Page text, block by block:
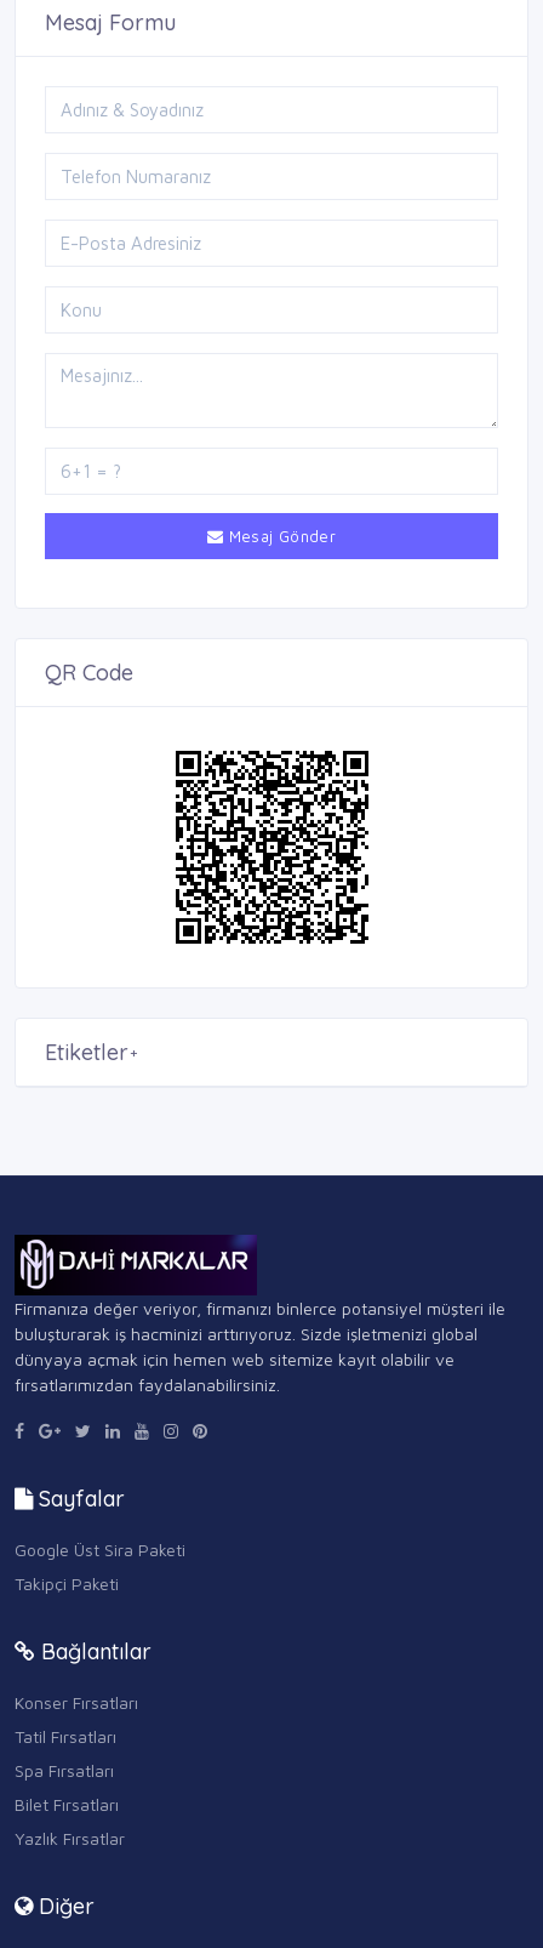
Mesaj Formu
Mesaj Gönder
QR Code
Etiketler+
Firmanıza değer veriyor, firmanızı binlerce potansiyel müşteri ile
buluşturarak iş hacminizi arttırıyoruz. Sizde işletmenizi global
dünyaya açmak için hemen web sitemize kayıt olabilir ve
fırsatlarımızdan faydalanabilirsiniz.
Sayfalar
Google Üst Sira Paketi
Takipçi Paketi
Bağlantılar
Konser Fırsatları
Tatil Fırsatları
Spa Fırsatları
Bilet Fırsatları
Yazlık Fırsatlar
Diğer